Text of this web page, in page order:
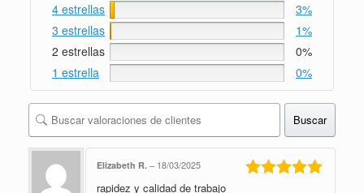
4 estrellas
3%
3 estrellas
1%
2 estrellas
0%
1 estrella
0%
Buscar
Elizabeth R. – 18/03/2025
rapidez y calidad de trabajo